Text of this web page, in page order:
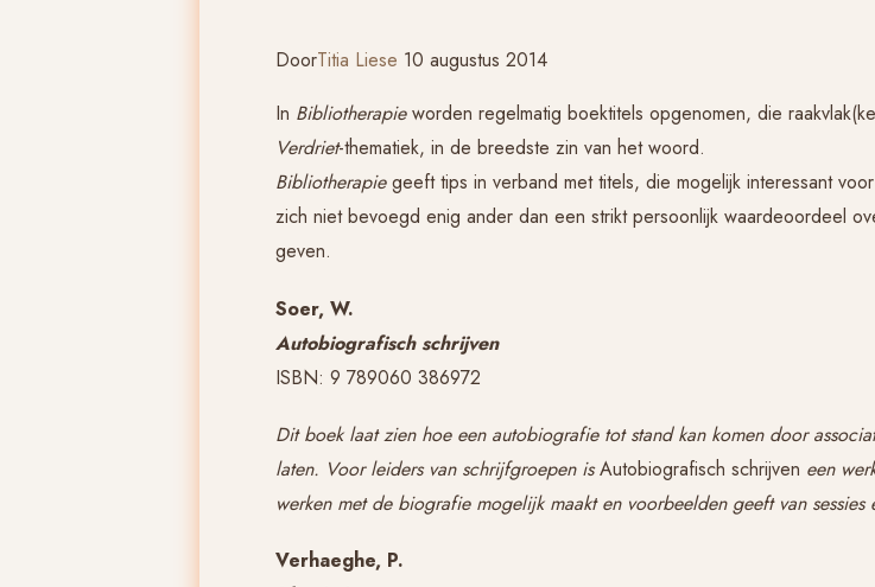
DoorTitia Liese 10 augustus 2014
In Bibliotherapieworden regelmatig boektitels opgenomen, die
Verdriet-thematiek, in de breedste zin van het woord.
Bibliotherapiegeeft tips in verband met titels, die mogelijk interessant
zich niet bevoegd enig ander dan een strikt persoonlijk waardeoordeel
geven.
Soer, W.
Autobiografisch schrijven
ISBN: 9 789060 386972
Dit boek laat zien hoe een autobiografie tot stand kan komen door
laten. Voor leiders van schrijfgroepen isAutobiografisch schrijven een
werken met de biografie mogelijk maakt en voorbeelden geeft van sessies
Verhaeghe, P.